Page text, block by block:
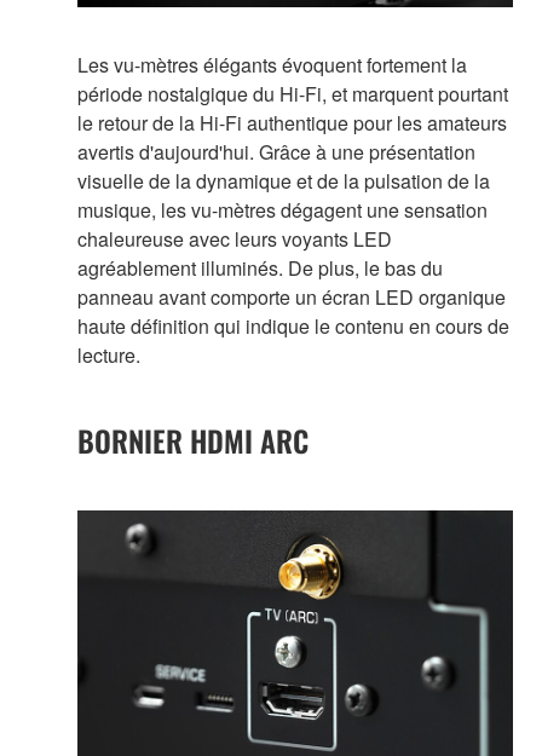
Les vu-mètres élégants évoquent fortement la
période nostalgique du Hi-Fi, et marquent pourtant
le retour de la Hi-Fi authentique pour les amateurs
avertis d'aujourd'hui. Grâce à une présentation
visuelle de la dynamique et de la pulsation de la
musique, les vu-mètres dégagent une sensation
chaleureuse avec leurs voyants LED
agréablement illuminés. De plus, le bas du
panneau avant comporte un écran LED organique
haute définition qui indique le contenu en cours de
lecture.
BORNIER HDMI ARC